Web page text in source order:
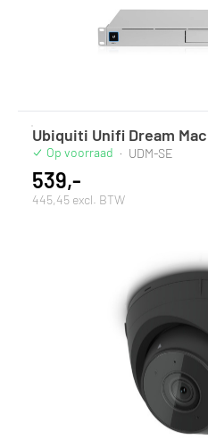
Ubiquiti Unifi Dream
Op voorraad · UDM-SE
539,-
445,45 excl. BTW